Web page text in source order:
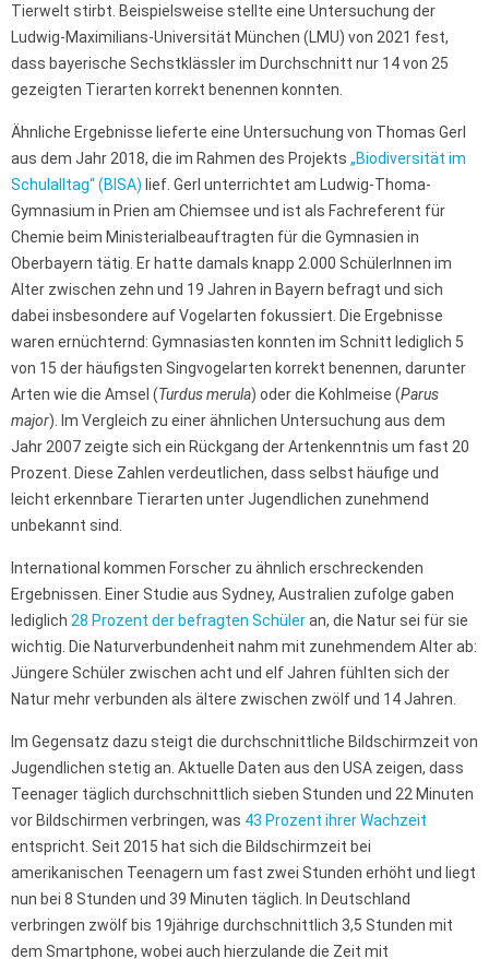
Tierwelt stirbt. Beispielsweise stellte eine Untersuchung der
Ludwig-Maximilians-Universität München (LMU) von 2021 fest,
dass bayerische Sechstklässler im Durchschnitt nur 14 von 25
gezeigten Tierarten korrekt benennen konnten.
Ähnliche Ergebnisse lieferte eine Untersuchung von Thomas Gerl
aus dem Jahr 2018, die im Rahmen des Projekts „Biodiversität im
Schulalltag“ (BISA) lief. Gerl unterrichtet am Ludwig-Thoma-
Gymnasium in Prien am Chiemsee und ist als Fachreferent für
Chemie beim Ministerialbeauftragten für die Gymnasien in
Oberbayern tätig. Er hatte damals knapp 2.000 SchülerInnen im
Alter zwischen zehn und 19 Jahren in Bayern befragt und sich
dabei insbesondere auf Vogelarten fokussiert. Die Ergebnisse
waren ernüchternd: Gymnasiasten konnten im Schnitt lediglich 5
von 15 der häufigsten Singvogelarten korrekt benennen, darunter
Arten wie die Amsel (Turdus merula) oder die Kohlmeise (Parus
major). Im Vergleich zu einer ähnlichen Untersuchung aus dem
Jahr 2007 zeigte sich ein Rückgang der Artenkenntnis um fast 20
Prozent. Diese Zahlen verdeutlichen, dass selbst häufige und
leicht erkennbare Tierarten unter Jugendlichen zunehmend
unbekannt sind.
International kommen Forscher zu ähnlich erschreckenden
Ergebnissen. Einer Studie aus Sydney, Australien zufolge gaben
lediglich 28 Prozent der befragten Schüleran, die Natur sei für sie
wichtig. Die Naturverbundenheit nahm mit zunehmendem Alter ab:
Jüngere Schüler zwischen acht und elf Jahren fühlten sich der
Natur mehr verbunden als ältere zwischen zwölf und 14 Jahren.
Im Gegensatz dazu steigt die durchschnittliche Bildschirmzeit von
Jugendlichen stetig an. Aktuelle Daten aus den USA zeigen, dass
Teenager täglich durchschnittlich sieben Stunden und 22 Minuten
vor Bildschirmen verbringen, was 43 Prozent ihrer Wachzeit
entspricht. Seit 2015 hat sich die Bildschirmzeit bei
amerikanischen Teenagern um fast zwei Stunden erhöht und liegt
nun bei 8 Stunden und 39 Minuten täglich. In Deutschland
verbringen zwölf bis 19jährige durchschnittlich 3,5 Stunden mit
dem Smartphone, wobei auch hierzulande die Zeit mit